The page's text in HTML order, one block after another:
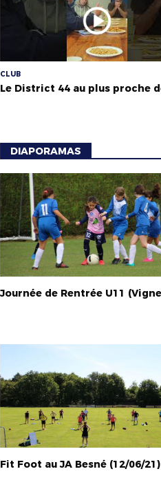
CLUB
DIAPORAMAS
Fit Foot au JA Besné (12/06/21)